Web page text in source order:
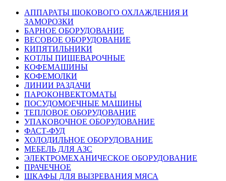
АППАРАТЫ ШОКОВОГО ОХЛАЖДЕНИЯ И
ЗАМОРОЗКИ
БАРНОЕ ОБОРУДОВАНИЕ
ВЕСОВОЕ ОБОРУДОВАНИЕ
КИПЯТИЛЬНИКИ
КОТЛЫ ПИЩЕВАРОЧНЫЕ
КОФЕМАШИНЫ
КОФЕМОЛКИ
ЛИНИИ РАЗДАЧИ
ПАРОКОНВЕКТОМАТЫ
ПОСУДОМОЕЧНЫЕ МАШИНЫ
ТЕПЛОВОЕ ОБОРУДОВАНИЕ
УПАКОВОЧНОЕ ОБОРУДОВАНИЕ
ФАСТ-ФУД
ХОЛОДИЛЬНОЕ ОБОРУДОВАНИЕ
МЕБЕЛЬ ДЛЯ АЗС
ЭЛЕКТРОМЕХАНИЧЕСКОЕ ОБОРУДОВАНИЕ
ПРАЧЕЧНОЕ
ШКАФЫ ДЛЯ ВЫЗРЕВАНИЯ МЯСА